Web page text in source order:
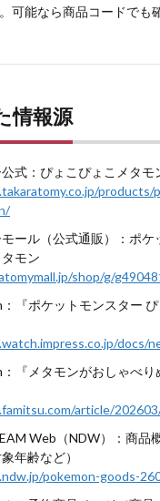
可能なら商品コードでも
情報源
式：ぴょこぴょこメタモ
products/
ール（公式通販）：ポケ
モン
shop/g/
『ポケットモンスター
docs/
：『メタモンがおしゃべ
article/
Web（NDW）：商品
年齢など）
pokemon-goods-